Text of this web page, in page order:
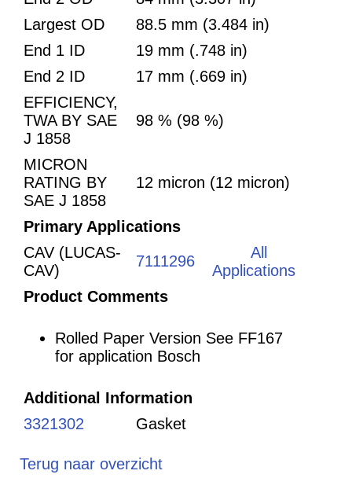
Largest OD
88.5 mm (3.484 in)
End 1 ID
19 mm (.748 in)
End 2 ID
17 mm (.669 in)
EFFICIENCY,
TWA BY SAE
J 1858
98 % (98 %)
MICRON
RATING BY
SAE J 1858
12 micron (12 micron)
Primary Applications
CAV (LUCAS-
CAV)
7111296
All
Applications
Product Comments
Rolled Paper Version See FF167
for application Bosch
Additional Information
3321302
Gasket
Terug naar overzicht